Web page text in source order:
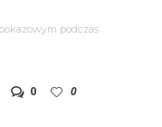
podczas
0 0